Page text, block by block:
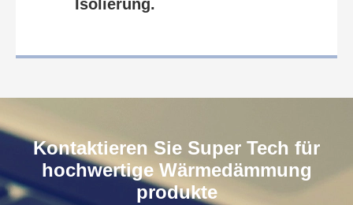
Isolierung.
Kontaktieren Sie Super Tech für
hochwertige Wärmedämmung
produkte